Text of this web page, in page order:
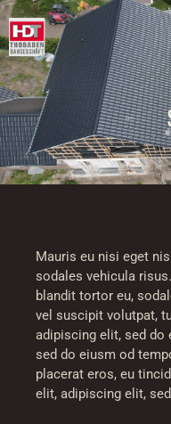
Mauris eu nisi eget
sodales vehicula
blandit tortor eu,
vel suscipit volutpat,
adipiscing elit, sed do
sed do eiusm od
placerat eros, eu
elit, adipiscing elit,